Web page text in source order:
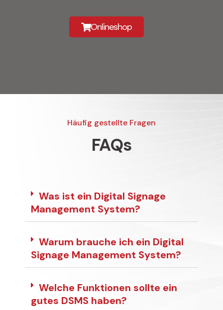
Onlineshop
Häufig gestellte Fragen
FAQs
Was ist ein Digital Signage
Management System?
Warum brauche ich ein Digital
Signage Management System?
Welche Funktionen sollte ein
gutes DSMS haben?